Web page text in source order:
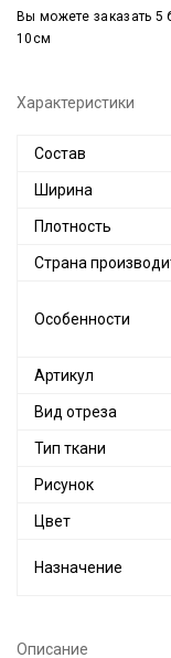
Вы можете заказать 5
10см
Характеристики
Состав
Ширина
Плотность
Страна
Особенности
Артикул
Вид отреза
Тип ткани
Рисунок
Цвет
Назначение
Описание